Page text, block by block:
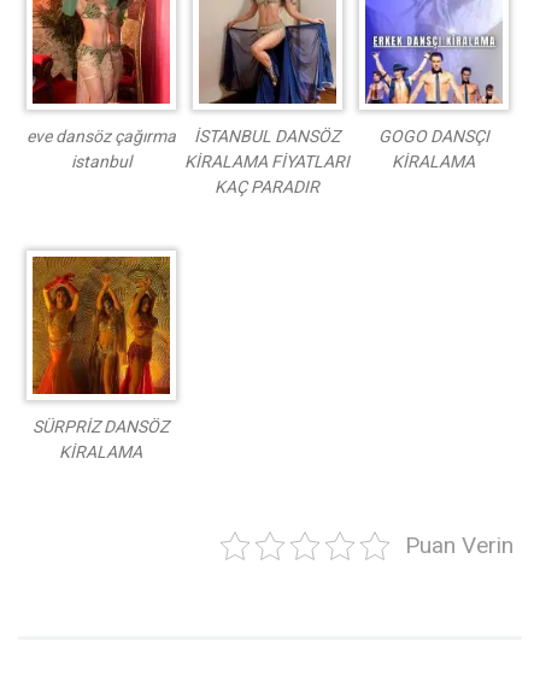
eve dansöz çağırma
istanbul
İSTANBUL DANSÖZ
KİRALAMA FİYATLARI
KAÇ PARADIR
GOGO DANSÇI
KİRALAMA
SÜRPRİZ DANSÖZ
KİRALAMA
Puan Verin